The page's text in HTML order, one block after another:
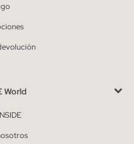
World